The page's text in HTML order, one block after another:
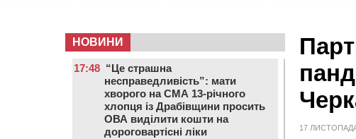
17
НОВИНИ
17:48 “Це страшна
несправедливість”: мати
хворого на СМА 13-річного
хлопця із Драбівщини просить
ОВА виділити кошти на
дороговартісні ліки